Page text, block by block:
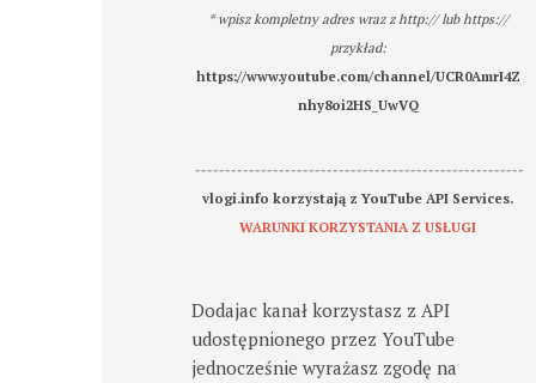
* wpisz kompletny adres wraz z http:// lub https://
przykład:
https://www.youtube.com/channel/UCR0AmrI4Z
nhy8oi2HS_UwVQ
-------------------------------------------------------
vlogi.info korzystają z YouTube API Services.
WARUNKI KORZYSTANIA Z USŁUGI
Dodajac kanał korzystasz z API
udostępnionego przez YouTube
jednocześnie wyrażasz zgodę na